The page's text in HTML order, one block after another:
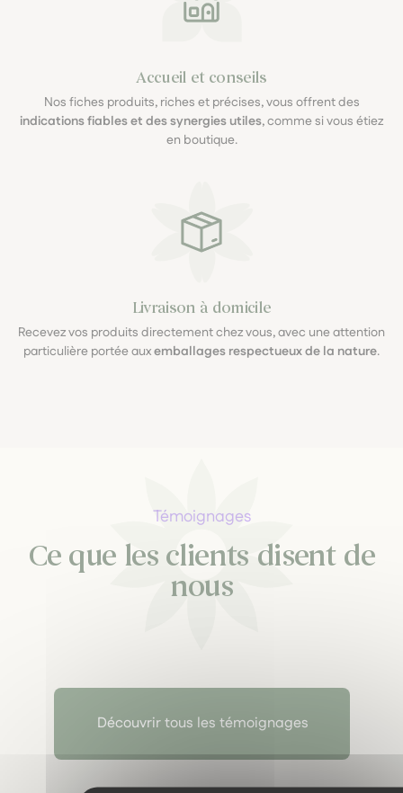
Accueil et conseils
Nos fiches produits, riches et précises, vous offrent des
indications fiables et des synergies utiles, comme si vous étiez
en boutique.
Livraison à domicile
Recevez vos produits directement chez vous, avec une attention
particulière portée auxemballages respectueux de la nature.
Témoignages
Ce que les clients disent de
nous
Découvrir tous les témoignages